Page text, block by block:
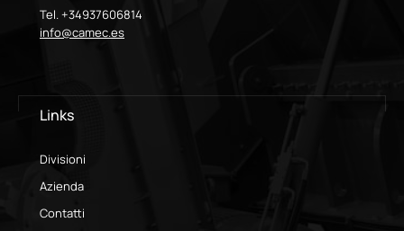
Tel. +34937606814
info@camec.es
Links
Divisioni
Azienda
Contatti